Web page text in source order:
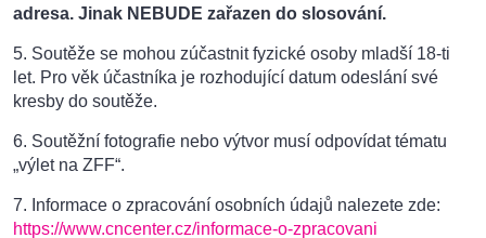
adresa. Jinak NEBUDE zařazen do slosování.
5. Soutěže se mohou zúčastnit fyzické osoby mladší 18-ti
let. Pro věk účastníka je rozhodující datum odeslání své
kresby do soutěže.
6. Soutěžní fotografie nebo výtvor musí odpovídat tématu
„výlet na ZFF“.
7. Informace o zpracování osobních údajů nalezete zde:
https://www.cncenter.cz/informace-o-zpracovani